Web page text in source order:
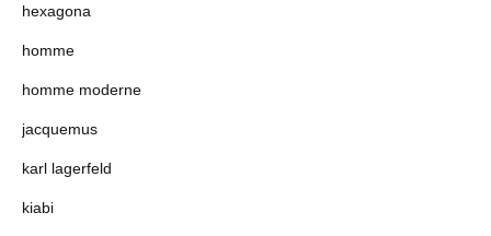
hexagona
homme
homme moderne
jacquemus
karl lagerfeld
kiabi